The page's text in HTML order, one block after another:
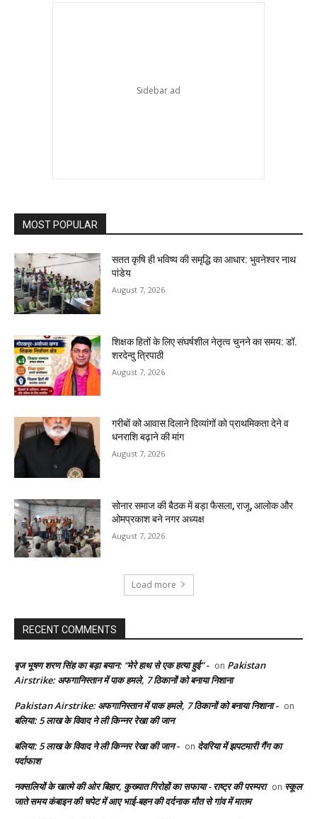
MOST POPULAR
सतत कृषि ही भविष्य की समृद्धि का आधार: भुवनेश्वर नाथ
पांडेय
August 7, 2026
शिक्षक हितों के लिए संघर्षशील नेतृत्व चुनने का समय: डॉ.
शरदेन्दु त्रिपाठी
August 7, 2026
गरीबों को आवास दिलाने दिव्यांगों को प्राथमिकता देने व
धनराशि बढ़ाने की मांग
August 7, 2026
सोनार समाज की बैठक में बड़ा फैसला, राजू, आलोक और
ओमप्रकाश बने नगर अध्यक्ष
August 7, 2026
Load more
RECENT COMMENTS
बृज भूषण शरण सिंह का बड़ा बयान: “मेरे हाथ से एक हत्या हुई” - on Pakistan
Airstrike: अफगानिस्तान में पाक हमले, 7 ठिकानों को बनाया निशाना
Pakistan Airstrike: अफगानिस्तान में पाक हमले, 7 ठिकानों को बनाया निशाना - on
बलिया: 5 लाख के विवाद ने ली किन्नर रेखा की जान
बलिया: 5 लाख के विवाद ने ली किन्नर रेखा की जान - on देवरिया में झपटमारी गैंग का
पर्दाफाश
नक्सलियों के खात्मे की ओर बिहार, कुख्यात गिरोहों का सफाया - राष्ट्र की परम्परा on स्कूल
जाते समय कंबाइन की चपेट में आए भाई-बहन की दर्दनाक मौत से गांव में मातम